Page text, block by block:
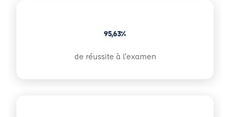
95,63%
de réussite à l'examen